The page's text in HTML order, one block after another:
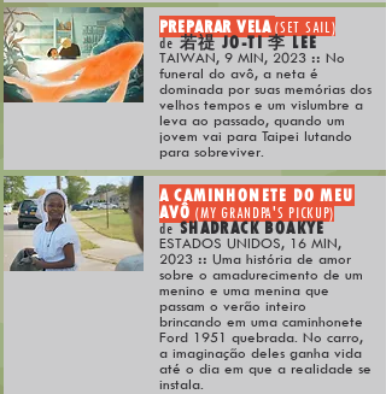
PREPARAR VELA(SET SAIL)
de 若禔 JO-TI 李 LEE
TAIWAN, 9 MIN, 2023 :: No
funeral do avô, a neta é
dominada por suas memórias dos
velhos tempos e um vislumbre a
leva ao passado, quando um
jovem vai para Taipei lutando
para sobreviver.
A CAMINHONETE DO MEU
AVÔ (MY GRANDPA'S PICKUP)
de SHADRACK BOAKYE
ESTADOS UNIDOS, 16 MIN,
2023 :: Uma história de amor
sobre o amadurecimento de um
menino e uma menina que
passam o verão inteiro
brincando em uma caminhonete
Ford 1951 quebrada. No carro,
a imaginação deles ganha vida
até o dia em que a realidade se
instala.